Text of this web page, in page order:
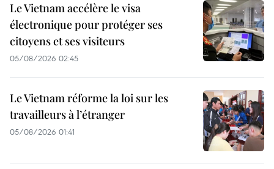
Le Vietnam accélère le visa
électronique pour protéger ses
citoyens et ses visiteurs
05/08/2026 02:45
Le Vietnam réforme la loi sur les
travailleurs à l’étranger
05/08/2026 01:41